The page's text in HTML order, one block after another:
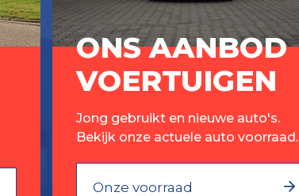
ONS AANBOD
VOERTUIGEN
Jong gebruikt en nieuwe auto's.
Bekijk onze actuele auto voorraad.
Onze voorraad